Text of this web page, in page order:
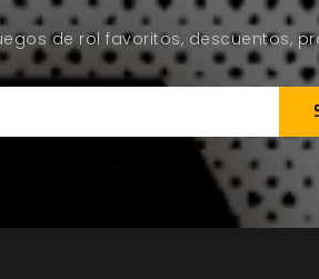
de rol favoritos, descuentos,